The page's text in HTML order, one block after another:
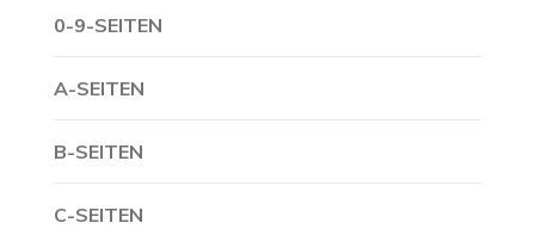
0-9-SEITEN
A-SEITEN
B-SEITEN
C-SEITEN